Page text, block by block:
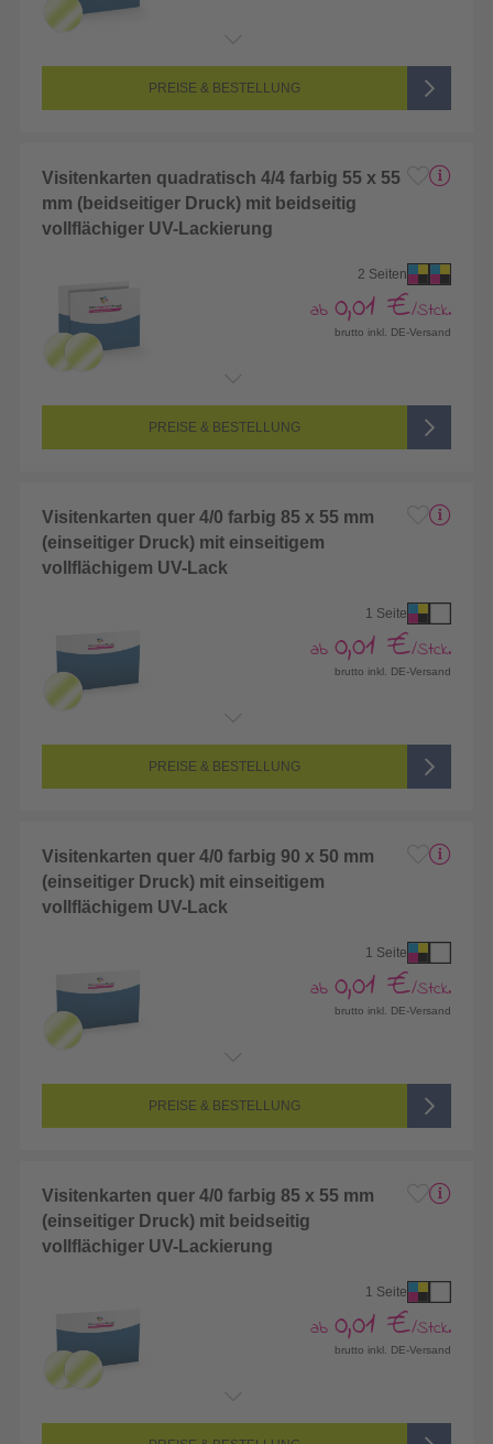
Seitenanzahl: 2-seitig (Vorderseite und Rückseite bedruckt)
4/4-farbig CMYK (vollfarbig bedruckt)
PREISE & BESTELLUNG
Visitenkarten quadratisch 4/4 farbig 55 x 55
mm (beidseitiger Druck) mit beidseitig
vollflächiger UV-Lackierung
2 Seiten
ab 0,01 €/Stck.
brutto inkl. DE-Versand
Seitenanzahl: 2-seitig (Vorderseite und Rückseite bedruckt)
4/4-farbig CMYK (vollfarbig bedruckt)
PREISE & BESTELLUNG
Visitenkarten quer 4/0 farbig 85 x 55 mm
(einseitiger Druck) mit einseitigem
vollflächigem UV-Lack
1 Seite
ab 0,01 €/Stck.
brutto inkl. DE-Versand
Seitenanzahl: 1-seitig (Vorderseite bedruckt, Rückseite unbedruckt)
4/0-farbig CMYK (vollfarbig bedruckt)
PREISE & BESTELLUNG
Visitenkarten quer 4/0 farbig 90 x 50 mm
(einseitiger Druck) mit einseitigem
vollflächigem UV-Lack
1 Seite
ab 0,01 €/Stck.
brutto inkl. DE-Versand
Seitenanzahl: 1-seitig (Vorderseite bedruckt, Rückseite unbedruckt)
4/0-farbig CMYK (vollfarbig bedruckt)
PREISE & BESTELLUNG
Visitenkarten quer 4/0 farbig 85 x 55 mm
(einseitiger Druck) mit beidseitig
vollflächiger UV-Lackierung
1 Seite
ab 0,01 €/Stck.
brutto inkl. DE-Versand
Seitenanzahl: 1-seitig (Vorderseite bedruckt, Rückseite unbedruckt)
4/0-farbig CMYK (vollfarbig bedruckt)